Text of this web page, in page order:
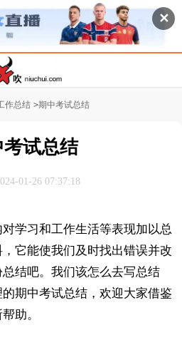
✕
作总结 >期中考试总结
试总结
01-26 07:37:18
习和工作生活等表现加以总
它能使我们及时找出错误并改
结吧。我们该怎么去写总结
期中考试总结，欢迎大家借鉴
助。